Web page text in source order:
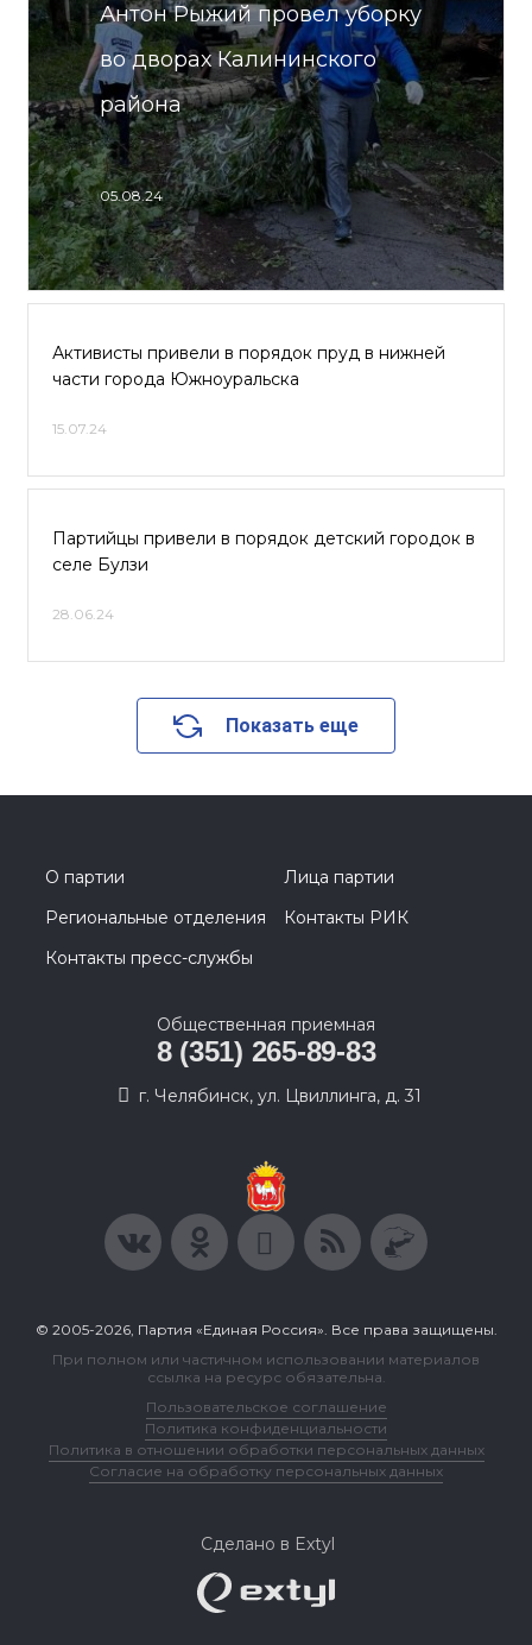
Антон Рыжий провел уборку
во дворах Калининского
района
05.08.24
Активисты привели в порядок пруд в нижней
части города Южноуральска
15.07.24
Партийцы привели в порядок детский городок в
селе Булзи
28.06.24
Показать еще
О партии
Лица партии
Региональные отделения
Контакты РИК
Контакты пресс-службы
Общественная приемная
8 (351) 265-89-83
г. Челябинск, ул. Цвиллинга, д. 31
© 2005-2026, Партия «Единая Россия». Все права защищены.
При полном или частичном использовании материалов
ссылка на ресурс обязательна.
Пользовательское соглашение
Политика конфиденциальности
Политика в отношении обработки персональных данных
Согласие на обработку персональных данных
Сделано в Extyl